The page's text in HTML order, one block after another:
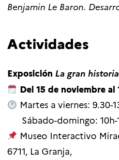
Benjamin Le Baron.
Actividades
Exposición La gran
Del 15 de noviembre
Martes a viernes: 9.30-
Sábado-domingo: 10h-
Museo Interactivo
6711, La Granja,